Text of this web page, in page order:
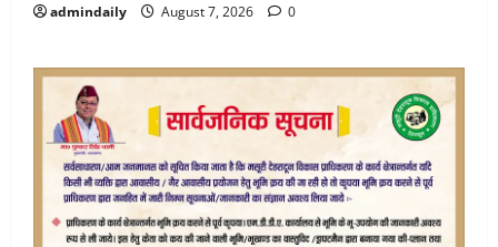
admindaily August 7, 2026 0